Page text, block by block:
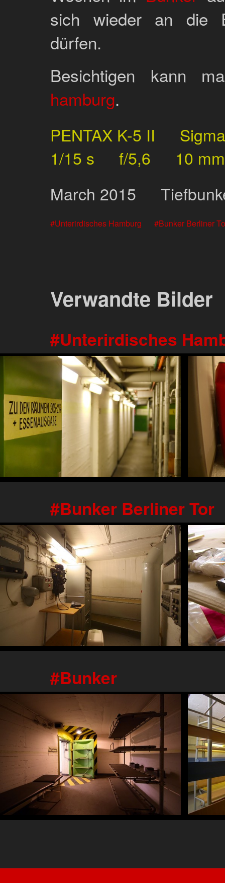
sich wieder an die
dürfen.
Besichtigen kann
hamburg.
PENTAX K-5 II
1/15 s
f/5,6
10 mm
March 2015
Unterirdisches Hamburg Bunker Berliner
Verwandte Bilder
Unterirdisches
Bunker Berliner Tor
Bunker